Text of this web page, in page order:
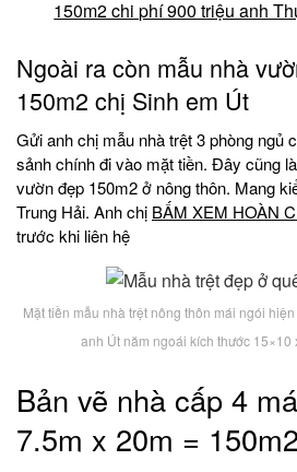
150m2 chi phí 900 triệu anh
Ngoài ra còn mẫu nhà
150m2 chị Sinh em Út
Gửi anh chị mẫu nhà trệt 3 phòng ngủ
sảnh chính đi vào mặt tiền. Đây cũng
vườn đẹp 150m2 ở nông thôn. Mang
Trung Hải. Anh chị BẤM XEM HOÀN
trước khi liên hệ
Mặt tiền mẫu nhà trệt nông thôn mái ngói
anh Út năm ngoái kích thước 15×10
Bản vẽ nhà cấp 4
7.5m x 20m = 150m2